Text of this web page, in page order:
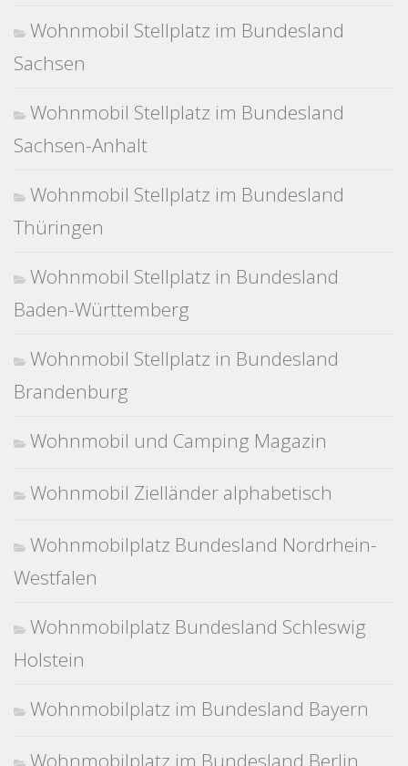
Wohnmobil Stellplatz im Bundesland
Sachsen
Wohnmobil Stellplatz im Bundesland
Sachsen-Anhalt
Wohnmobil Stellplatz im Bundesland
Thüringen
Wohnmobil Stellplatz in Bundesland
Baden-Württemberg
Wohnmobil Stellplatz in Bundesland
Brandenburg
Wohnmobil und Camping Magazin
Wohnmobil Zielländer alphabetisch
Wohnmobilplatz Bundesland Nordrhein-
Westfalen
Wohnmobilplatz Bundesland Schleswig
Holstein
Wohnmobilplatz im Bundesland Bayern
Wohnmobilplatz im Bundesland Berlin